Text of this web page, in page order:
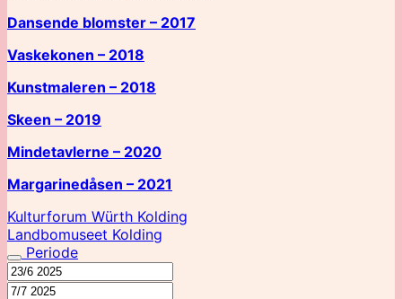
Dansende blomster – 2017
Vaskekonen – 2018
Kunstmaleren – 2018
Skeen – 2019
Mindetavlerne – 2020
Margarinedåsen – 2021
Kulturforum Würth Kolding
Landbomuseet Kolding
Periode